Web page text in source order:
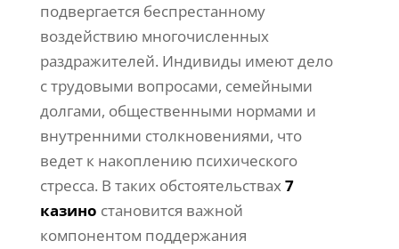
подвергается беспрестанному
воздействию многочисленных
раздражителей. Индивиды имеют дело
с трудовыми вопросами, семейными
долгами, общественными нормами и
внутренними столкновениями, что
ведет к накоплению психического
стресса. В таких обстоятельствах7
казино становится важной
компонентом поддержания